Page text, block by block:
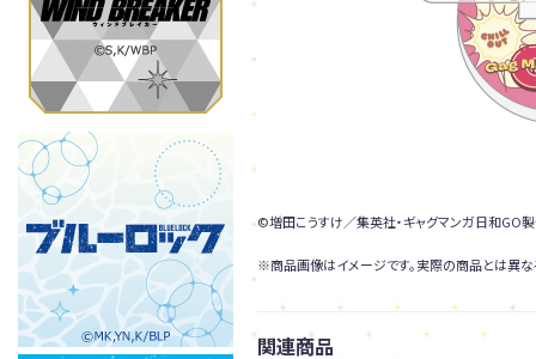
©増田こうすけ／集英社・ギャグマンガ日和GO
※商品画像はイメージです。実際の商品とは異な
関連商品